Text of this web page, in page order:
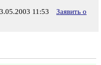
11:53
Заявить о